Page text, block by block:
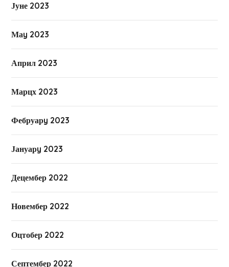
Јуне 2023
Маy 2023
Април 2023
Марцх 2023
Фебруарy 2023
Јануарy 2023
Децембер 2022
Новембер 2022
Оцтобер 2022
Септембер 2022